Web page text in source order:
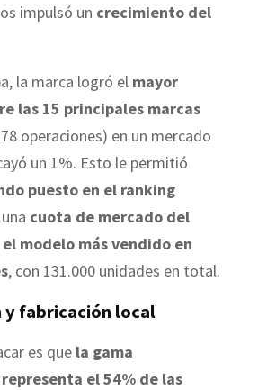
impulsó un crecimiento del
la marca logró el mayor
las 15 principales marcas
operaciones) en un mercado
un 1%. Esto le permitió
puesto en el ranking
cuota de mercado del
modelo más vendido en
, con 131.000 unidades en total.
fabricación local
es que la gama
el 54% de las